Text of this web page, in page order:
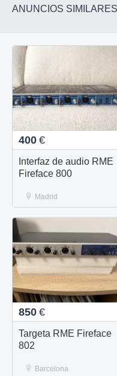
ANUNCIOS SIMILARES
400 €
Interfaz de audio RME
Fireface 800
Madrid
850 €
Targeta RME Fireface
802
Barcelona